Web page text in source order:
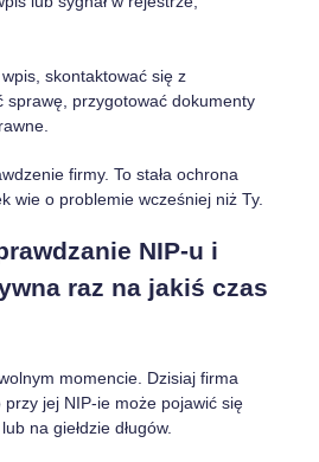
skontaktować się z
sprawę, przygotować dokumenty
firmy. To stała ochrona
wie o problemie wcześniej niż Ty.
NIP-u i
raz na jakiś czas
momencie. Dzisiaj firma
jej NIP-ie może pojawić się
na giełdzie długów.